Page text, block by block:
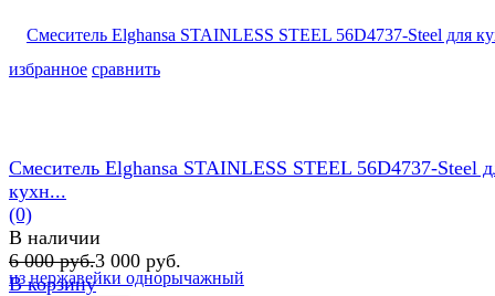
избранное сравнить
Смеситель Elghansa STAINLESS STEEL 56D4737-Steel
кухн...
(0)
В наличии
6 000 руб.3 000 руб.
В корзину